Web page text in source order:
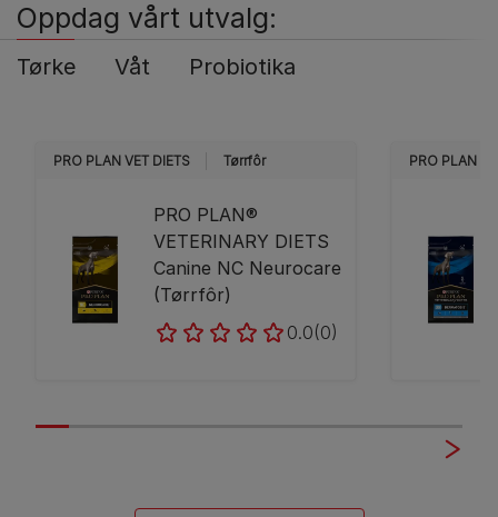
Oppdag vårt utvalg:
Tørke Våt Probiotika
PRO PLAN VET DIETS Tørrfôr
PRO PLAN®
VETERINARY DIETS
Canine NC Neurocare
(Tørrfôr)
0.0(0)
PRO PLAN